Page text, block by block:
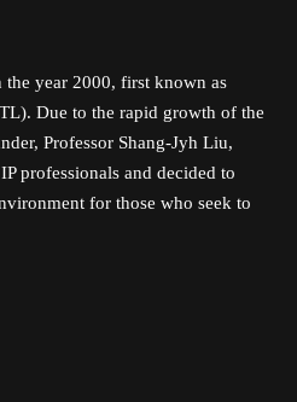
year 2000, first known as
Due to the rapid growth of the
Professor Shang-Jyh Liu,
professionals and decided to
for those who seek to